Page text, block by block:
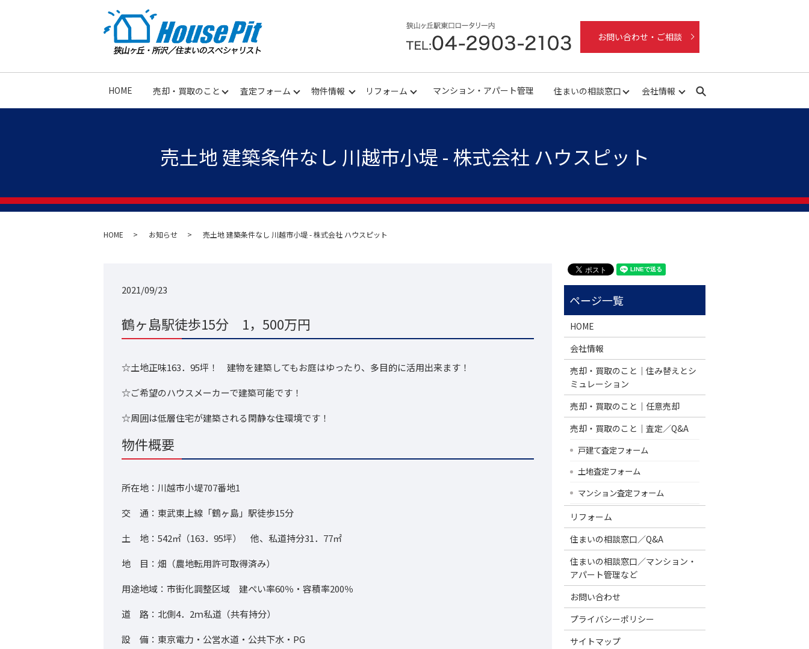
お問い合わせ・ご相談
HOME 売却・買取のこと 査定フォーム 物件情報 リフォーム マンション・アパート管理 住まいの相談窓口 会社情報 search
売土地 建築条件なし 川越市小堤 - 株式会社 ハウスピット
HOME お知らせ 売土地 建築条件なし 川越市小堤 - 株式会社 ハウスピット
2021/09/23
鶴ヶ島駅徒歩15分 1，500万円
☆土地正味163．95坪！ 建物を建築してもお庭はゆったり、多目的に活用出来ます！
☆ご希望のハウスメーカーで建築可能です！
☆周囲は低層住宅が建築される閑静な住環境です！
物件概要
所在地：川越市小堤707番地1
交 通：東武東上線「鶴ヶ島」駅徒歩15分
土 地：542㎡（163．95坪） 他、私道持分31．77㎡
地 目：畑（農地転用許可取得済み）
用途地域：市街化調整区域 建ぺい率60％・容積率200％
道 路：北側4．2ｍ私道（共有持分）
設 備：東京電力・公営水道・公共下水・PG
HOME
会社情報
売却・買取のこと｜住み替えとシ
ミュレーション
売却・買取のこと｜任意売却
売却・買取のこと｜査定／Q&A
戸建て査定フォーム
土地査定フォーム
マンション査定フォーム
リフォーム
住まいの相談窓口／Q&A
住まいの相談窓口／マンション・
アパート管理など
お問い合わせ
プライバシーポリシー
サイトマップ